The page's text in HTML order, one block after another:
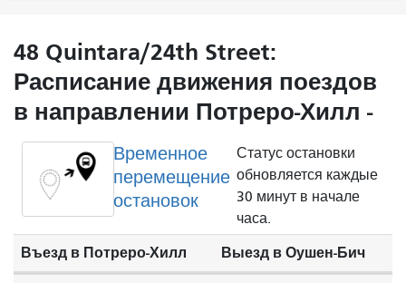
48 Quintara/24th Street:
Расписание движения поездов
в направлении Потреро-Хилл -
Временное
перемещение
остановок
Статус остановки
обновляется каждые
30 минут в начале
часа.
Въезд в Потреро-Хилл Выезд в Оушен-Бич